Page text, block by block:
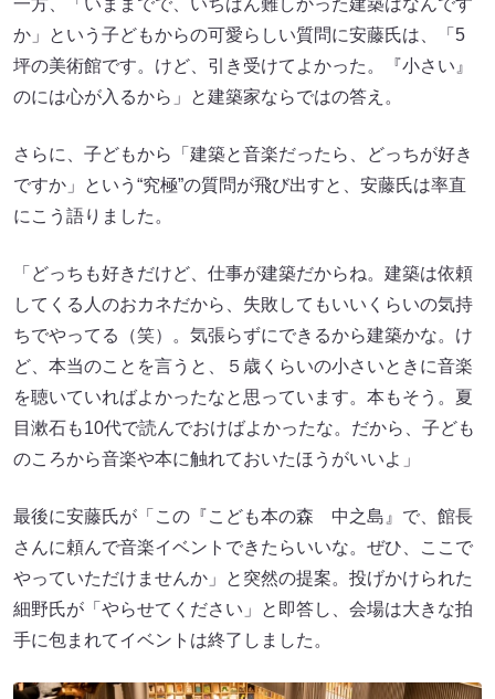
か」という子どもからの可愛らしい質問に安藤氏は、「5
坪の美術館です。けど、引き受けてよかった。『小さい』
のには心が入るから」と建築家ならではの答え。
さらに、子どもから「建築と音楽だったら、どっちが好き
ですか」という“究極”の質問が飛び出すと、安藤氏は率直
にこう語りました。
「どっちも好きだけど、仕事が建築だからね。建築は依頼
してくる人のおカネだから、失敗してもいいくらいの気持
ちでやってる（笑）。気張らずにできるから建築かな。け
ど、本当のことを言うと、５歳くらいの小さいときに音楽
を聴いていればよかったなと思っています。本もそう。夏
目漱石も10代で読んでおけばよかったな。だから、子ども
のころから音楽や本に触れておいたほうがいいよ」
最後に安藤氏が「この『こども本の森 中之島』で、館長
さんに頼んで音楽イベントできたらいいな。ぜひ、ここで
やっていただけませんか」と突然の提案。投げかけられた
細野氏が「やらせてください」と即答し、会場は大きな拍
手に包まれてイベントは終了しました。